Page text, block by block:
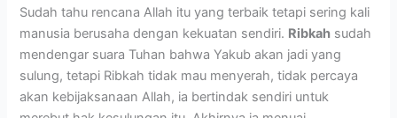
Sudah tahu rencana Allah itu yang terbaik tetapi sering kali
manusia berusaha dengan kekuatan sendiri. Ribkah sudah
mendengar suara Tuhan bahwa Yakub akan jadi yang
sulung, tetapi Ribkah tidak mau menyerah, tidak percaya
akan kebijaksanaan Allah, ia bertindak sendiri untuk